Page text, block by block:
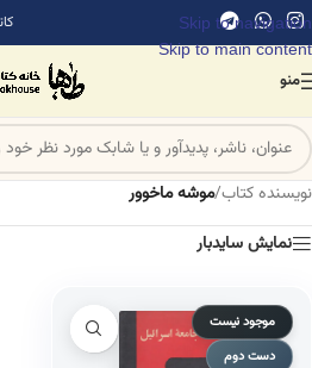
Skip to navigation
Skip to main content
منو
نویسنده کتاب/موشه ماخوور
نمایش سایدبار
موجود نیست
دست دوم